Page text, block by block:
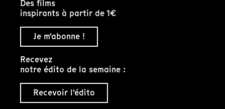
Des films
inspirants à partir de 1€
Je m'abonne !
Recevez
notre édito de la semaine :
Recevoir l'édito